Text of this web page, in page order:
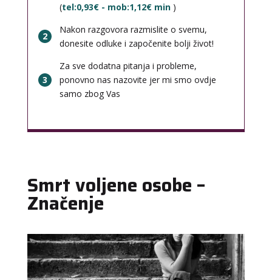
(tel:0,93€ - mob:1,12€ min )
2
Nakon razgovora razmislite o svemu,
donesite odluke i započenite bolji život!
3
Za sve dodatna pitanja i probleme,
ponovno nas nazovite jer mi smo ovdje
samo zbog Vas
Smrt voljene osobe –
Značenje